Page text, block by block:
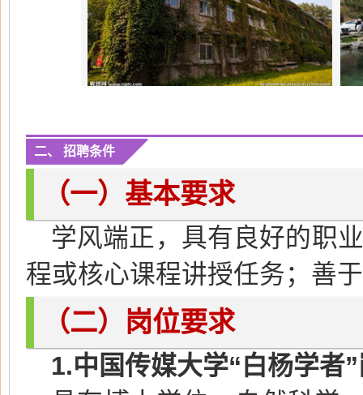
二、 招聘条件
（一）基本要求
学风端正，具有良好的职
程或核心课程讲授任务；善
（二）岗位要求
1.中国传媒大学“白杨学者